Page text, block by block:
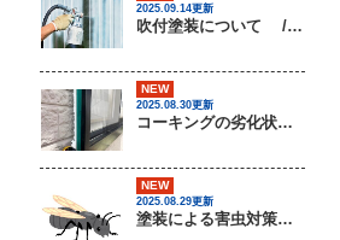
2025.09.14更新
吹付塗装について / 茨城県常総市・坂東市・守谷市・つくば市・境町の外壁塗装＆屋根専門店
NEW
2025.08.30更新
コーキングの劣化状況について / 茨城県常総市・坂東市・守谷市・つくば市・境町の外壁塗装＆屋根専門店
NEW
2025.08.29更新
塗装による害虫対策は可能なのか？ / 茨城県常総市・坂東市・守谷市・つくば市・境町の外壁塗装＆屋根専門店